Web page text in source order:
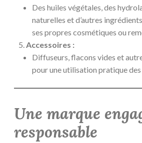
Des huiles végétales, des
naturelles et d’autres
ses propres cosmétiques ou
Accessoires :
Diffuseurs, flacons vides et
pour une utilisation pratique
Une marque
responsable